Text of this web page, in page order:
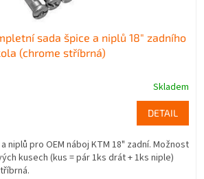
sada špice a niplů 18" zadního
(chrome stříbrná)
Skladem
DETAIL
niplů pro OEM náboj KTM 18" zadní. Možnost
kusech (kus = pár 1ks drát + 1ks niple)